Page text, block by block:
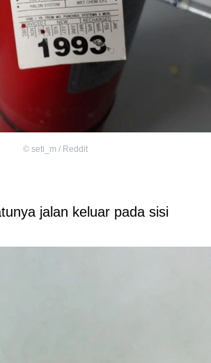
© seti_m / Reddit
jalan keluar pada sisi